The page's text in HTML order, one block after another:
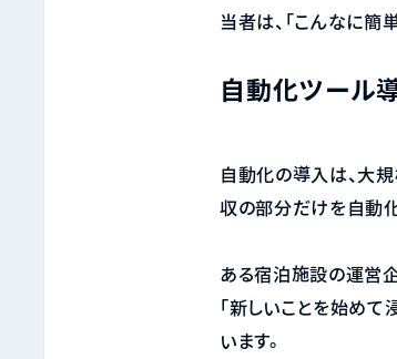
当者は、「こんなに簡
自動化ツール
自動化の導入は、大
収の部分だけを自動
ある宿泊施設の運営
「新しいことを始め
います。